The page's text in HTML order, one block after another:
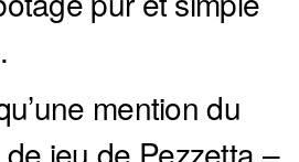
mention du